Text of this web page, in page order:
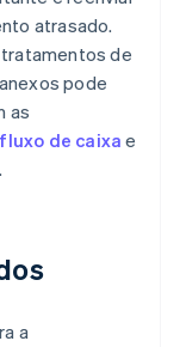
atrasado.
de
pode
as
fluxo de caixa e
a